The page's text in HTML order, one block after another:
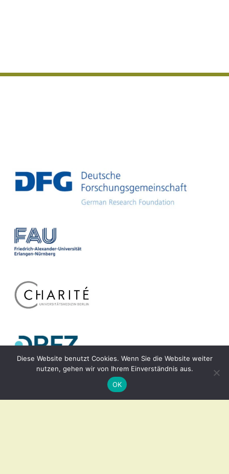
Diese Website benutzt Cookies. Wenn Sie die Website weiter
nutzen, gehen wir von Ihrem Einverständnis aus.
OK